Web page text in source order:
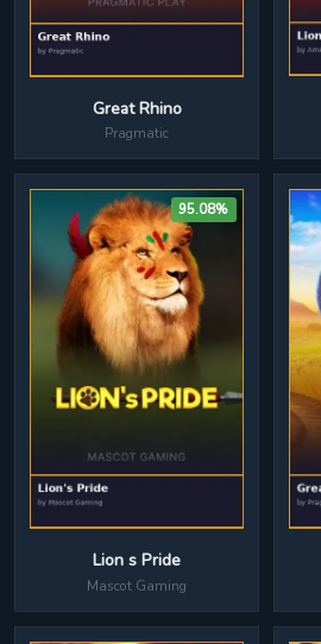
Great Rhino
Pragmatic
95.08%
Lion s Pride
Mascot Gaming